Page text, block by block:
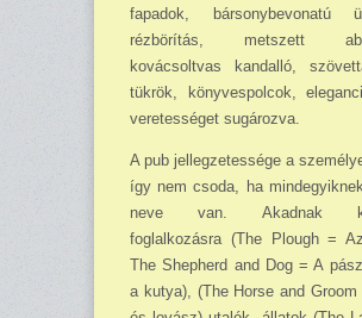
fapadok, bársonybevonatú
rézbörítás, metszett
kovácsoltvas kandalló,
tükrök, könyvespolcok,
vere­tes­séget sugározva.
A pub jellegzetessége a
így nem csoda, ha
neve van. Akadnak
foglalkozásra (The Plough =
The Shepherd and Dog = A
a kutya), (The Horse and Groom